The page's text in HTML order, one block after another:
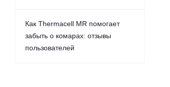
Как Thermacell MR помогает
забыть о комарах: отзывы
пользователей